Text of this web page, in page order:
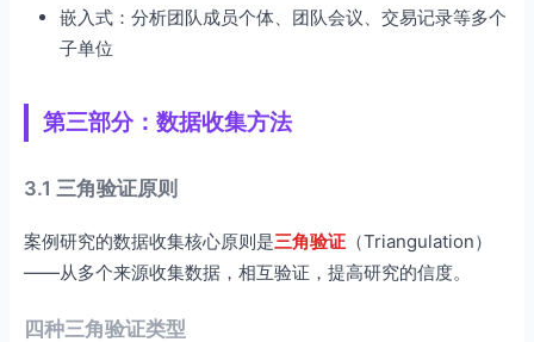
嵌入式：分析团队成员个体、团队会议、交易记录等多个
子单位
第三部分：数据收集方法
3.1 三角验证原则
案例研究的数据收集核心原则是三角验证 （Triangulation）
——从多个来源收集数据，相互验证，提高研究的信度。
四种三角验证类型